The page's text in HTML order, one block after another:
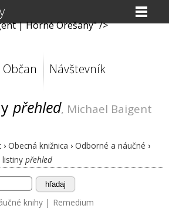
| Horné Orešany" />
Občan Návštevník
přehled, Michael Baigent
› Obecná knižnica › Odborné a náučné ›
listiny přehled
hľadaj
knihy | Remedium